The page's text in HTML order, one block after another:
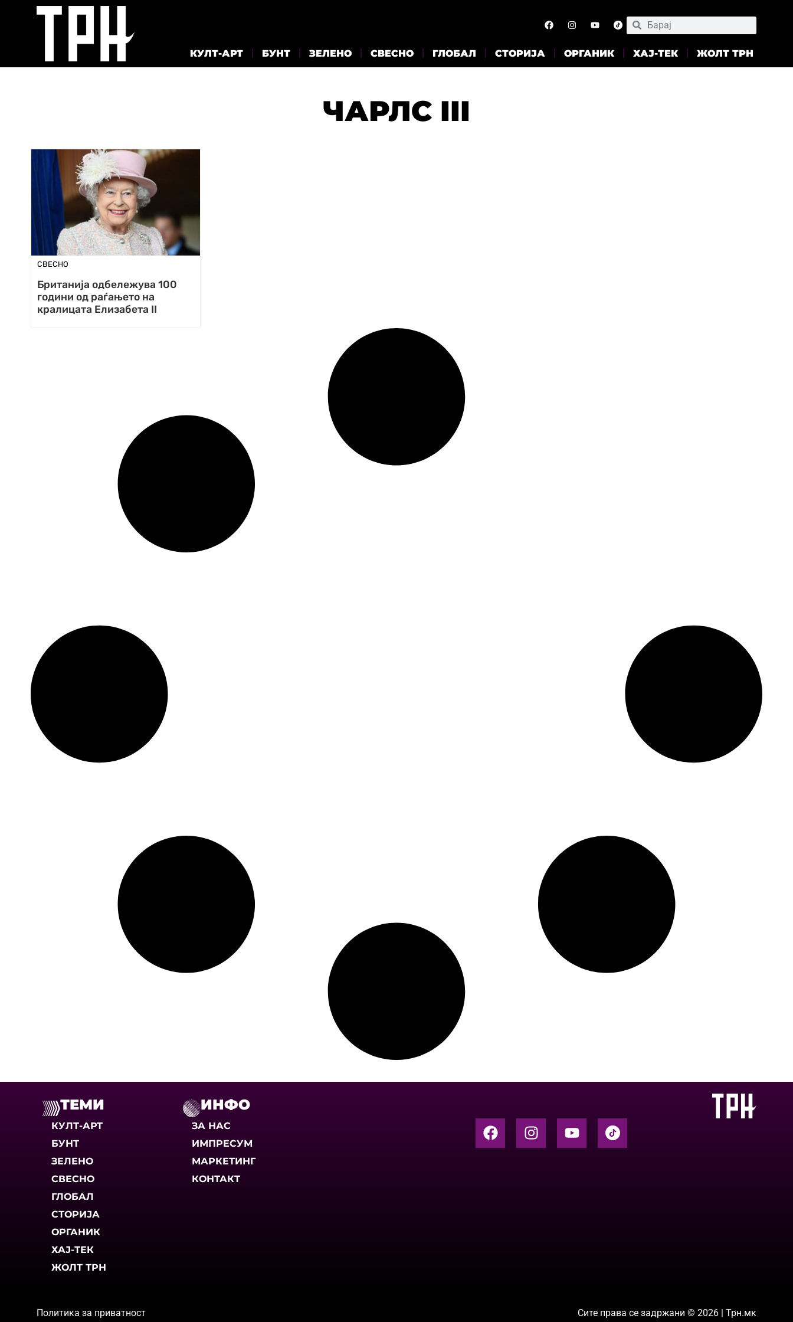
КУЛТ-АРТ БУНТ ЗЕЛЕНО СВЕСНО ГЛОБАЛ СТОРИЈА ОРГАНИК ХАЈ-ТЕК ЖОЛТ ТРН
ЧАРЛС III
СВЕСНО
Британија одбележува 100
години од раѓањето на
кралицата Елизабета II
ТЕМИ
КУЛТ-АРТ
БУНТ
ЗЕЛЕНО
СВЕСНО
ГЛОБАЛ
СТОРИЈА
ОРГАНИК
ХАЈ-ТЕК
ЖОЛТ ТРН
ИНФО
ЗА НАС
ИМПРЕСУМ
МАРКЕТИНГ
КОНТАКТ
Политика за приватност Сите права се задржани © 2026 | Трн.мк